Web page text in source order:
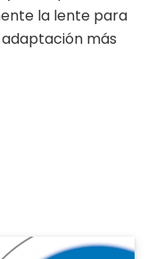
la lente para
más